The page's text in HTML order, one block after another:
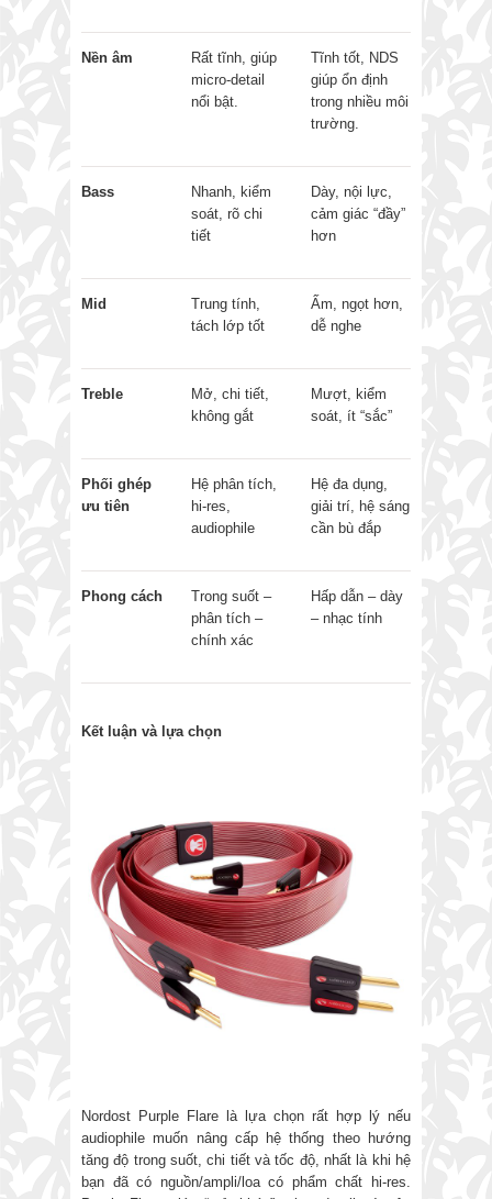
Nền âm
Rất tĩnh, giúp
micro-detail
nổi bật.
Tĩnh tốt, NDS
giúp ổn định
trong nhiều môi
trường.
Bass
Nhanh, kiểm
soát, rõ chi
tiết
Dày, nội lực,
cảm giác “đầy”
hơn
Mid
Trung tính,
tách lớp tốt
Ấm, ngọt hơn,
dễ nghe
Treble
Mở, chi tiết,
không gắt
Mượt, kiểm
soát, ít “sắc”
Phối ghép
ưu tiên
Hệ phân tích,
hi-res,
audiophile
Hệ đa dụng,
giải trí, hệ sáng
cần bù đắp
Phong cách
Trong suốt –
phân tích –
chính xác
Hấp dẫn – dày
– nhạc tính
Kết luận vàlựa chọn
Nordost Purple Flare là lựa chọn rất hợp lý nếu
audiophile muốn nâng cấp hệ thống theo hướng
tăng độ trong suốt, chi tiết và tốc độ, nhất là khi hệ
bạn đã có nguồn/ampli/loa có phẩm chất hi-res.